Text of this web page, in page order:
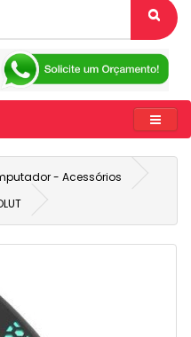
- Acessórios